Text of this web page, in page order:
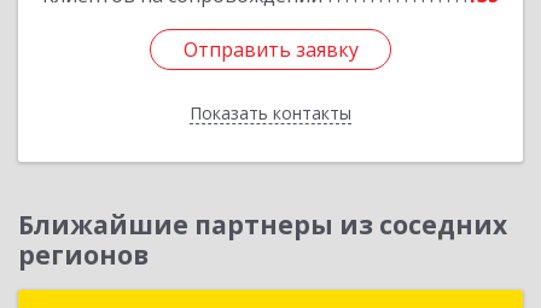
Отправить заявку
Показать контакты
Отправить заявку
Назад
Ближайшие партнеры из соседних
регионов